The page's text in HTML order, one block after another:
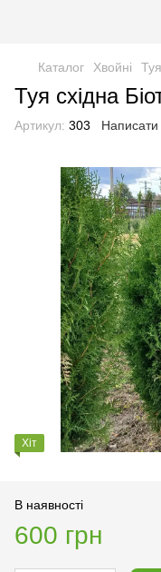
Каталог Хвойні
Туя східна
Артикул: 303 Написати
Хіт
В наявності
600 грн